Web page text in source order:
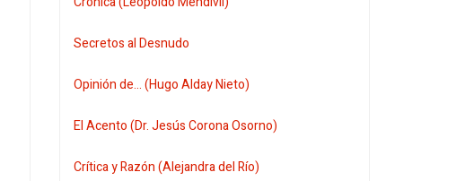
Secretos al Desnudo
Opinión de... (Hugo Alday Nieto)
El Acento (Dr. Jesús Corona Osorno)
Crítica y Razón (Alejandra del Río)